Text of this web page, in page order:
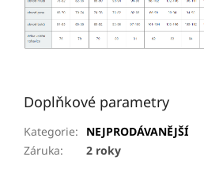
Doplňkové parametry
Kategorie:
NEJPRODÁVANĚJŠÍ
Záruka: 2 roky